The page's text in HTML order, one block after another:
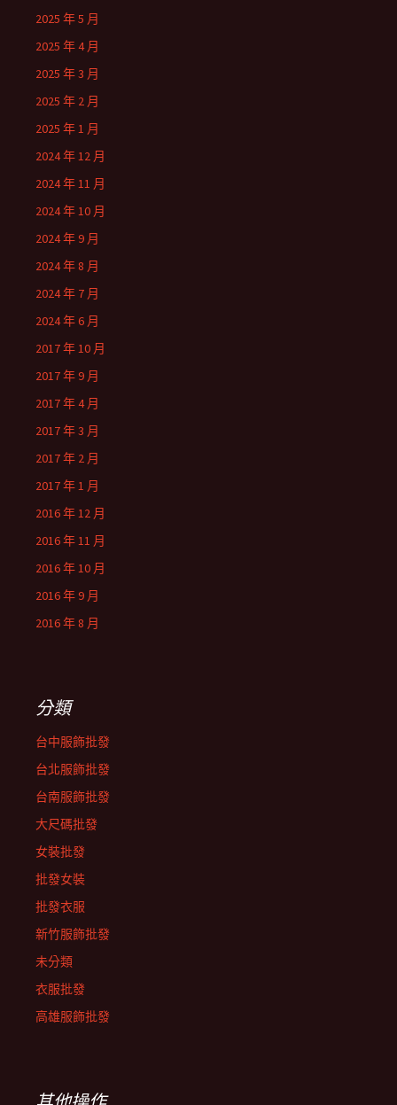
2025 年 5 月
2025 年 4 月
2025 年 3 月
2025 年 2 月
2025 年 1 月
2024 年 12 月
2024 年 11 月
2024 年 10 月
2024 年 9 月
2024 年 8 月
2024 年 7 月
2024 年 6 月
2017 年 10 月
2017 年 9 月
2017 年 4 月
2017 年 3 月
2017 年 2 月
2017 年 1 月
2016 年 12 月
2016 年 11 月
2016 年 10 月
2016 年 9 月
2016 年 8 月
分類
台中服飾批發
台北服飾批發
台南服飾批發
大尺碼批發
女裝批發
批發女裝
批發衣服
新竹服飾批發
未分類
衣服批發
高雄服飾批發